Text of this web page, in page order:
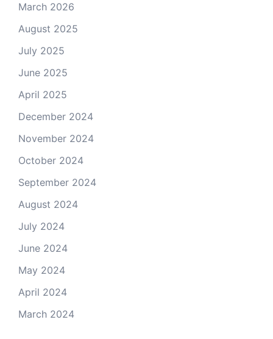
March 2026
August 2025
July 2025
June 2025
April 2025
December 2024
November 2024
October 2024
September 2024
August 2024
July 2024
June 2024
May 2024
April 2024
March 2024